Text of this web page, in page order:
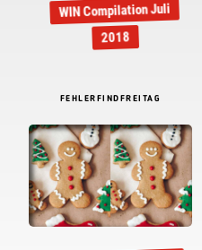
WIN Compilation Juli
2018
FEHLERFINDFREITAG